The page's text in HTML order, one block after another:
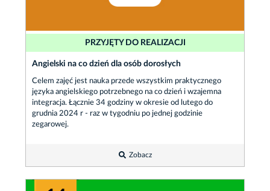
PRZYJĘTY DO REALIZACJI
Angielski na co dzień dla osób dorosłych
Celem zajęć jest nauka przede wszystkim praktycznego
języka angielskiego potrzebnego na co dzień i wzajemna
integracja. Łącznie 34 godziny w okresie od lutego do
grudnia 2024 r - raz w tygodniu po jednej godzinie
zegarowej.
Zobacz